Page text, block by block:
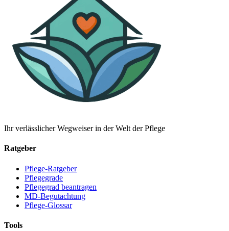
Ihr verlässlicher Wegweiser in der Welt der Pflege
Ratgeber
Pflege-Ratgeber
Pflegegrade
Pflegegrad beantragen
MD-Begutachtung
Pflege-Glossar
Tools